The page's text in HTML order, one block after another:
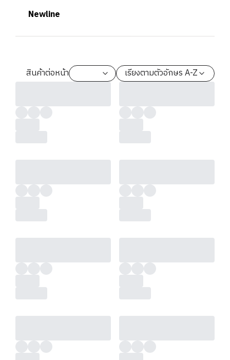
Newline
สินค้าต่อหน้า เรียงตามตัวอักษร A-Z